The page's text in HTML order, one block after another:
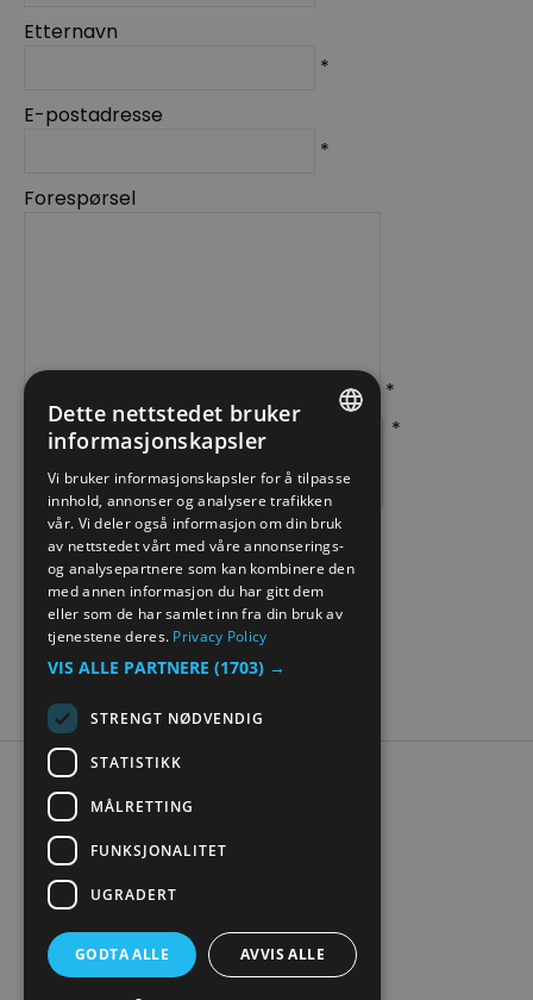
Etternavn
*
E-postadresse
*
Forespørsel
*
*
Tilgjengelighetserklæring
Personvern
Kontakt oss
Nettstedskart
NORWEGIAN
GERMAN
Dette nettstedet bruker
informasjonskapsler
Vi bruker informasjonskapsler for å tilpasse
innhold, annonser og analysere trafikken
vår. Vi deler også informasjon om din bruk
av nettstedet vårt med våre annonserings-
og analysepartnere som kan kombinere den
med annen informasjon du har gitt dem
eller som de har samlet inn fra din bruk av
tjenestene deres. Privacy Policy
VIS ALLE PARTNERE (1703) →
STRENGT NØDVENDIG
STATISTIKK
MÅLRETTING
FUNKSJONALITET
UGRADERT
GODTA ALLE AVVIS ALLE